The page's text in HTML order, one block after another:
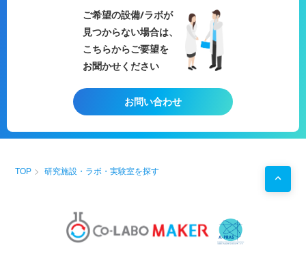
くdirect RNA-seqを行うことも可能
です。
【Oxford Nanopore MinION】
最も軽量でコンパクトなシーケンサ
ー。大きさは手のひらサイズで持ち
運びが可能である。得られたリード
できる。
【Oxford Nanopore GridION】
MinIONと同様のセルを最大で5セル
搭載した並列型のシーケンサー。1
【Oxford Nanopore PromethION】
PromethION専用のセルを最大で48
セル搭載し、ハイスループットな実
ルあたりのスループットは
30~120Gb。最大1Mbまでの超ロン
グリードが可能（サンプルの品質に
機器分析実験
分析実験
遺伝子実験
精製 実験
生理学実験
スキンケア
微生物実験
衛生実験
動物生理学実験
植物細胞工学実験
ご希望の設備/ラボが
見つからない場合は、
こちらからご要望を
お聞かせください
お問い合わせ
TOP 研究施設・ラボ・実験室を探す